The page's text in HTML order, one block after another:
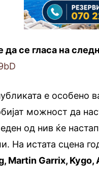
се гласа на
е особено
можност да
од нив ќе
На истата сцена
Martin Garrix,